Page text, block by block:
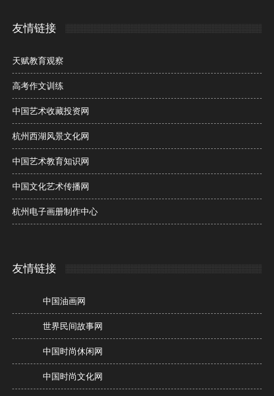
友情链接
天赋教育观察
高考作文训练
中国艺术收藏投资网
杭州西湖风景文化网
中国艺术教育知识网
中国文化艺术传播网
杭州电子画册制作中心
友情链接
中国油画网
世界民间故事网
中国时尚休闲网
中国时尚文化网